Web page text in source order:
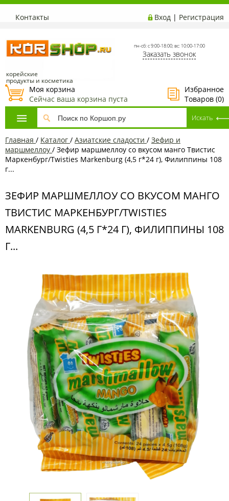
Контакты Вход | Регистрация
корейские
продукты и косметика
пн-сб: с 9:00-18:00; вс: 10:00-17:00
Заказать звонок
Избранное
Товаров (0)
Моя корзина
Сейчас ваша корзина пуста
Главная / Каталог / Азиатcкие сладости / Зефир и
маршмеллоу / Зефир маршмеллоу со вкусом манго Твистиc
Маркенбург/Twisties Markenburg (4,5 г*24 г), Филиппины 108
г...
ЗЕФИР МАРШМЕЛЛОУ СО ВКУСОМ МАНГО
ТВИСТИC МАРКЕНБУРГ/TWISTIES
MARKENBURG (4,5 Г*24 Г), ФИЛИППИНЫ 108
Г...